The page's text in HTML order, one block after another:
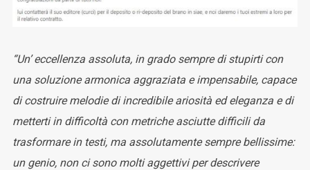
“Un’ eccellenza assoluta, in grado sempre di stupirti con
una soluzione armonica aggraziata e impensabile, capace
di costruire melodie di incredibile ariosità ed eleganza e di
metterti in difficoltà con metriche asciutte difficili da
trasformare in testi, ma assolutamente sempre bellissime:
un genio, non ci sono molti aggettivi per descrivere